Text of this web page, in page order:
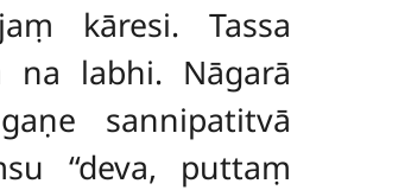
kāresi. Tassa
na labhi. Nāgarā
sannipatitvā
‘‘deva, puttaṃ